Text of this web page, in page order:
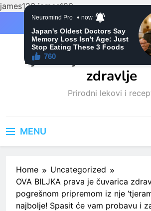
james123james123
Ljubitelji mačaka i
zdravlje
Prirodni lekovi i
MENU
Home
Uncategorized
OVA BILJKA prava je čuvarica
pogrešnom pripremom iz nje
najbolje! Spasit će vam probavu i